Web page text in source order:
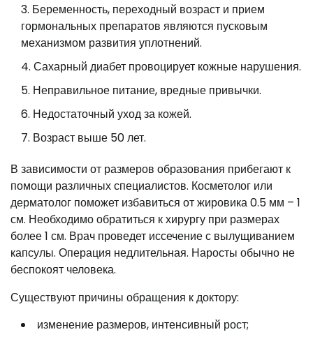
Беременность, переходный возраст и прием
гормональных препаратов являются пусковым
механизмом развития уплотнений.
Сахарный диабет провоцирует кожные нарушения.
Неправильное питание, вредные привычки.
Недостаточный уход за кожей.
Возраст выше 50 лет.
В зависимости от размеров образования прибегают к
помощи различных специалистов. Косметолог или
дерматолог поможет избавиться от жировика 0.5 мм – 1
см. Необходимо обратиться к хирургу при размерах
более 1 см. Врач проведет иссечение с вылущиванием
капсулы. Операция недлительная. Наросты обычно не
беспокоят человека.
Существуют причины обращения к доктору:
изменение размеров, интенсивный рост;